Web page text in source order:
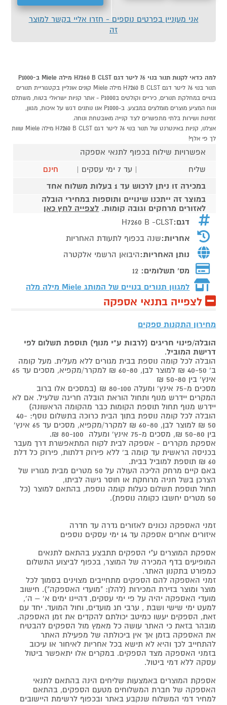
אני מעוניין בפרטים נוספים - חזרו אליי בקשר למוצר
זה
למה כדאי לקנות תנור בנוי 76 ליטר דגם H7260 B CLST מילה Miele ב-P1000
תנור בנוי 76 ליטר דגם H7260 B CLST מילה Miele קונים אונליין בקטגוריית תנורים
בנויים במחלקת תנורים, כיריים וקולטים בP1000 - אתר קניות ישראלי בטוח, משתלם
ונוח המציע מוצרים מומלצים במבצע. ב-P1000 אנו נותנים דגש על איכות, מגוון,
זמינות ושירות בלתי מתפשרים לצד קנייה מאובטחת ונוחה.
אצלנו, קניות באינטרנט של תנור בנוי 76 ליטר דגם H7260 B CLST מילה Miele שוות
לך פי אלף!
אפשרויות שילוח בכפוף לתנאי אספקה
שליח
| עד 7 ימי עסקים |
חינם
במכירה זו ניתן לרכוש עד 1 בעלות משלוח אחד
במוצר זה ייתכנו שינויים ותוספות במחירי הובלה
לאזורים מרחקים וגובה קומות. לצפייה לחץ כאן
דגם:H7260 B -CLST
אחריות:שנה בכפוף לתעודת האחריות
נותן האחריות:היבואן הרשמי אלקטרה
מס' תשלומים: 12
למגוון תנורים בנויים של המותג Miele מילה מלה
לצפייה בתנאי אספקה
מחירון התקנות ספקים
הובלה/פינוי חריגים (לרבות ע"י מנוף) תוספת תשלום לפי
דרישת המוביל.
הובלה לכל קומה נוספת בבית מגורים ללא מעלית. מעל קומה
ב' 40-50 ₪ למוצר לבן, 60-80 ₪ למקרר/מקפיא, מסכים עד 65
אינץ' בין 50-80 ₪
מסכים מ-75 אינץ' ומעלה 80-100 ₪ (במסכים אלו ברוב
המקרים יידרש מנוף ותחול הוראת הובלה חריגה שלעיל. אם לא
יידרש מנוף תחול תוספת הקומות כבר מהקומה הראשונה)
הובלה לכל קומה נוספת בתוך הבית כרוכה בתשלום נוסף: 40-
50 ₪ למוצר לבן, 60-80 ₪ למקרר/מקפיא, מסכים עד 65 אינץ'
בין 50-80 ₪, מסכים מ-75 אינץ' ומעלה 80-100 ₪.
אספקת מקררים - אספקה לבית לקוח המתאפשרת דרך מעבר
בכניסה הראשית עד קומה ב' ללא פירוק דלתות, פירוק כל דלת
60 ₪ תוספת למוביל בבית.
באם קיים מרחק הליכה העולה על 50 מטרים מבית מגוריו של
הצרכן בשל חניה מרוחקת או חוסר גישה לביתו,
תחול תוספת תשלום כעלות קומה נוספת, בהתאם למוצר (כל
50 מטרים יחשבו כקומה נוספת).
זמני האספקה נכונים לאזורים גדרה עד חדרה
איזורים אחרים אספקה עד 14 ימי עסקים נוספים
אספקת המוצרים ע"י הספקים תתבצע בהתאם לתנאים
המופיעים בדף המכירה של המוצר, בכפוף לביצוע התשלום
כמפורט בתקנון האתר.
זמני האספקה להם הספקים מתחייבים מצוינים בסמוך לכל
מוצר ומוצר בזירת המכירות (להלן: "מועדי האספקה"). חישוב
מועדי האספקה יהיה על פי ימי עסקים, דהיינו ימים א' – ה',
למעט ימי שישי ושבת , ערבי חג מועדים, וחול המועד. יחד עם
זאת, הספקים יעשו כמיטב יכולתם להקדים את זמן האספקה.
מובהר בזאת כי האתר עושה כל מאמץ מול הספקים להבטיח
את האספקה בזמן אך אין ביכולתה של מפעילת האתר
להתחייב לכך והיא לא תישא בכל אחריות לאיחור או עיכוב
בזמני האספקה מצד הספקים. במקרים אלו יתאפשר ביטול
עסקה ללא דמי ביטול.
אספקת המוצרים באמצעות שליחים הינה בהתאם לתנאי
האספקה של חברת המשלוחים מטעם הספקים, בהתאם
למחיר דמי המשלוח שנקבע באתר ובכפוף לרשימת היישובים